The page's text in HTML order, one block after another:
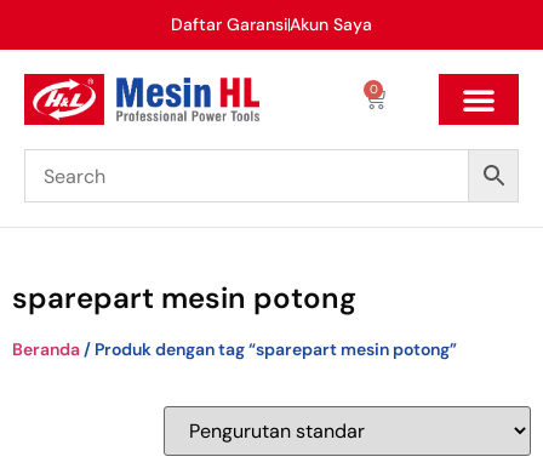
Daftar GaransiAkun Saya
0
sparepart mesin potong
Beranda / Produk dengan tag “sparepart mesin potong”